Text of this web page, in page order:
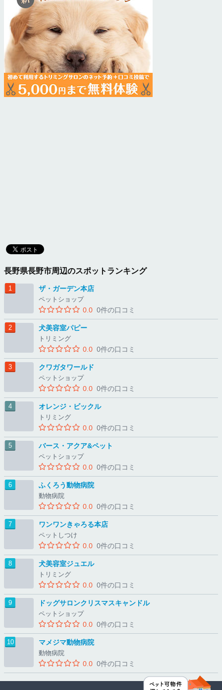
長野県長野市周辺のスポットランキング
ザ・ガーデン本店
ペットショップ
0.0 0件の口コミ
犬美容室パピー
トリミング
0.0 0件の口コミ
クワガタワールド
ペットショップ
0.0 0件の口コミ
オレンジ・ビックル
トリミング
0.0 0件の口コミ
バース・アクア&ペット
ペットショップ
0.0 0件の口コミ
ふくろう動物病院
動物病院
0.0 0件の口コミ
ワンワンきゃろる本店
ペットしつけ
0.0 0件の口コミ
犬美容室ジュエル
トリミング
0.0 0件の口コミ
ドッグサロンクリスマスキャンドル
ペットショップ
0.0 0件の口コミ
マメジマ動物病院
動物病院
0.0 0件の口コミ